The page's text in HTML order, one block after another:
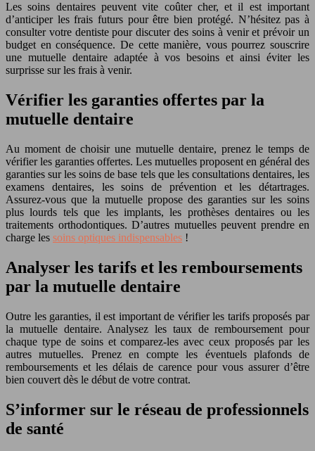
Les soins dentaires peuvent vite coûter cher, et il est important
d’anticiper les frais futurs pour être bien protégé. N’hésitez pas à
consulter votre dentiste pour discuter des soins à venir et prévoir un
budget en conséquence. De cette manière, vous pourrez souscrire
une mutuelle dentaire adaptée à vos besoins et ainsi éviter les
surprisse sur les frais à venir.
Vérifier les garanties offertes par la
mutuelle dentaire
Au moment de choisir une mutuelle dentaire, prenez le temps de
vérifier les garanties offertes. Les mutuelles proposent en général des
garanties sur les soins de base tels que les consultations dentaires, les
examens dentaires, les soins de prévention et les détartrages.
Assurez-vous que la mutuelle propose des garanties sur les soins
plus lourds tels que les implants, les prothèses dentaires ou les
traitements orthodontiques. D’autres mutuelles peuvent prendre en
charge les soins optiques indispensables !
Analyser les tarifs et les remboursements
par la mutuelle dentaire
Outre les garanties, il est important de vérifier les tarifs proposés par
la mutuelle dentaire. Analysez les taux de remboursement pour
chaque type de soins et comparez-les avec ceux proposés par les
autres mutuelles. Prenez en compte les éventuels plafonds de
remboursements et les délais de carence pour vous assurer d’être
bien couvert dès le début de votre contrat.
S’informer sur le réseau de professionnels
de santé